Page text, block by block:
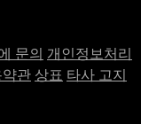
문의 개인정보처리
관 상표 타사 고지